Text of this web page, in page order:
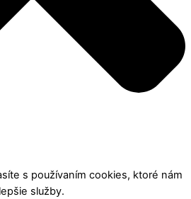
s používaním cookies, ktoré nám
služby.